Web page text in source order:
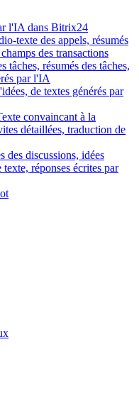
l'IA dans Bitrix24
texte des appels, résumés
des transactions
tâches, résumés des tâches,
par l'IA
de textes générés par
convaincant à la
détaillées, traduction de
des discussions, idées
réponses écrites par